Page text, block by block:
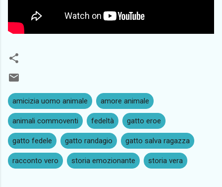
amicizia uomo animale amore animale
animali commoventi fedeltà gatto eroe
gatto fedele gatto randagio gatto salva ragazza
racconto vero storia emozionante storia vera